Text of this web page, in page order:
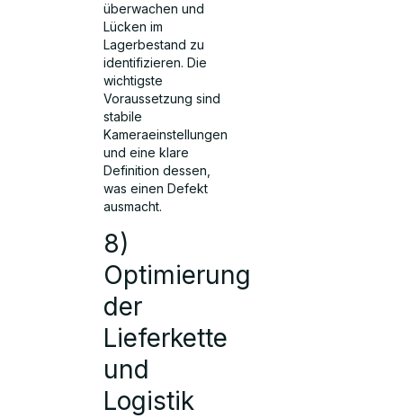
überwachen und
Lücken im
Lagerbestand zu
identifizieren. Die
wichtigste
Voraussetzung sind
stabile
Kameraeinstellungen
und eine klare
Definition dessen,
was einen Defekt
ausmacht.
8)
Optimierung
der
Lieferkette
und
Logistik